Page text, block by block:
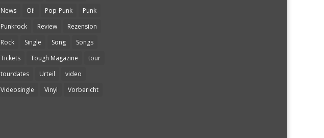
News
Oi! Pop-Punk
Punk
Punkrock
Review
Rezension
Rock
Single Song
Songs
Tickets
Tough Magazine
tour
tourdates
Urteil
video
Videosingle
Vinyl Vorbericht